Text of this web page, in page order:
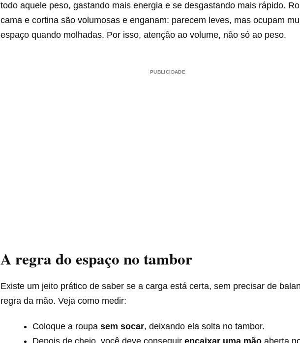
todo aquele peso, gastando mais energia e se desgastando mais rápido.
cama e cortina são volumosas e enganam: parecem leves, mas ocupam
espaço quando molhadas. Por isso, atenção ao volume, não só ao peso.
PUBLICIDADE
A regra do espaço no tambor
Existe um jeito prático de saber se a carga está certa, sem precisar de
regra da mão. Veja como medir:
Coloque a roupasem socar, deixando ela solta no tambor.